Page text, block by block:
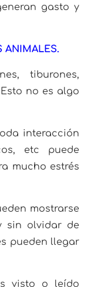
gasto y
ANIMALES.
tiburones,
no es algo
interacción
etc puede
mucho estrés
mostrarse
sin olvidar de
pueden llegar
visto o leído